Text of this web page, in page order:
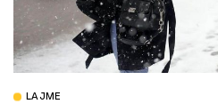
LAJME